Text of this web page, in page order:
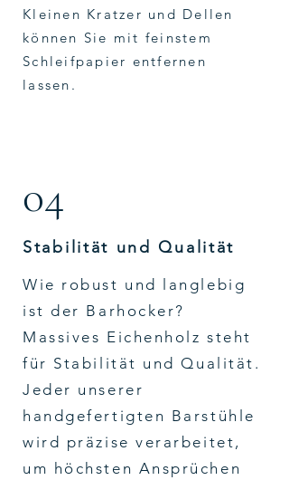
Kleinen Kratzer und Dellen
können Sie mit feinstem
Schleifpapier entfernen
lassen.
04
Stabilität und Qualität
Wie robust und langlebig
ist der Barhocker?
Massives Eichenholz steht
für Stabilität und Qualität.
Jeder unserer
handgefertigten Barstühle
wird präzise verarbeitet,
um höchsten Ansprüchen